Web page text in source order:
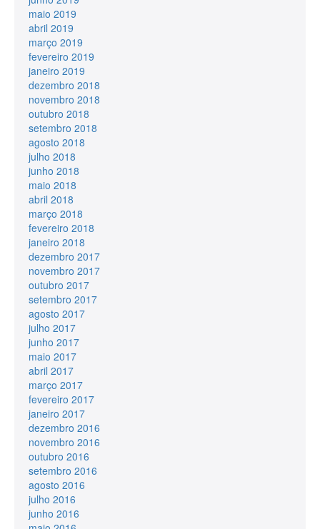
maio 2019
abril 2019
março 2019
fevereiro 2019
janeiro 2019
dezembro 2018
novembro 2018
outubro 2018
setembro 2018
agosto 2018
julho 2018
junho 2018
maio 2018
abril 2018
março 2018
fevereiro 2018
janeiro 2018
dezembro 2017
novembro 2017
outubro 2017
setembro 2017
agosto 2017
julho 2017
junho 2017
maio 2017
abril 2017
março 2017
fevereiro 2017
janeiro 2017
dezembro 2016
novembro 2016
outubro 2016
setembro 2016
agosto 2016
julho 2016
junho 2016